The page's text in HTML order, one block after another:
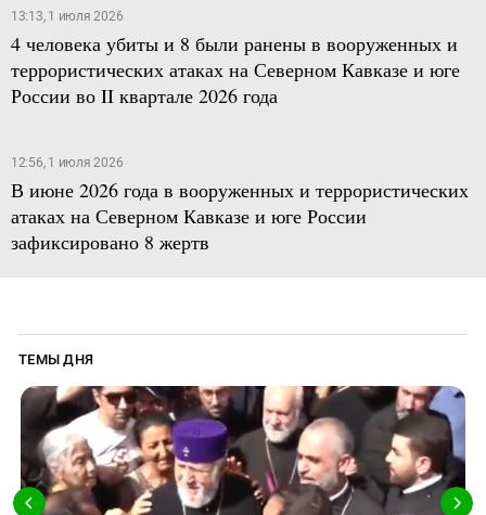
13:13, 1 июля 2026
4 человека убиты и 8 были ранены в вооруженных и
террористических атаках на Северном Кавказе и юге
России во II квартале 2026 года
12:56, 1 июля 2026
В июне 2026 года в вооруженных и террористических
атаках на Северном Кавказе и юге России
зафиксировано 8 жертв
ТЕМЫ ДНЯ